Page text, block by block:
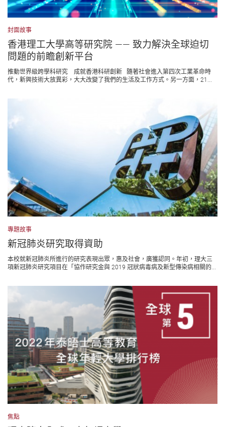
封面故事
香港理工大學高等研究院 —— 致力解決全球迫切
問題的前瞻創新平台
推動世界級跨學科研究 成就香港科研創新 隨著社會進入第四次工業革命時
代，新興技術大放異彩，大大改變了我們的生活及工作方式。另一方面，21...
專題故事
新冠肺炎研究取得資助
本校就新冠肺炎所進行的研究表現出眾，惠及社會，廣獲認同。年初，理大三
項新冠肺炎研究項目在「協作研究金與 2019 冠狀病毒病及新型傳染病相關的...
焦點